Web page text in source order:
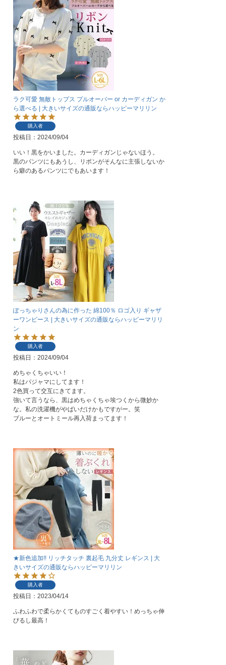
ラク可愛 無敵トップス プルオーバー or カーディガン か
ら選べる | 大きいサイズの通販ならハッピーマリリン
購入者
投稿日 2024/09/04
いい！黒をかいました。カーディガンじゃないほう。
黒のパンツにもあうし、リボンがそんなに主張しないか
ら癖のあるパンツにでもあいます！
ぽっちゃりさんの為に作った 綿100％ ロゴ入り ギャザ
ーワンピース | 大きいサイズの通販ならハッピーマリリ
ン
購入者
投稿日 2024/09/04
めちゃくちゃいい！
私はパジャマにしてます！
2色買って交互にきてます。
強いて言うなら、黒はめちゃくちゃ埃つくから微妙か
な。私の洗濯機がやばいだけかもですがー。笑
ブルーとオートミール再入荷まってます！
★新色追加!! リッチタッチ 裏起毛 九分丈 レギンス | 大
きいサイズの通販ならハッピーマリリン
購入者
投稿日 2023/04/14
ふわふわで柔らかくてものすごく着やすい！めっちゃ伸
びるし最高！